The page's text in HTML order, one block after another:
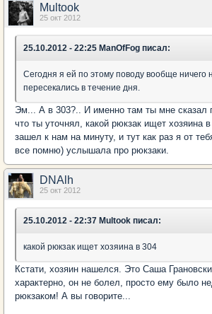
Multook
25 окт 2012
25.10.2012 - 22:25 ManOfFog писал:
Сегодня я ей по этому поводу вообще ничего
пересекались в течение дня.
Эм... А в 303?.. И именно там ты мне сказал
что ты уточнял, какой рюкзак ищет хозяина
зашел к нам на минуту, и тут как раз я от
все помню) услышала про рюкзаки.
DNAlh
25 окт 2012
25.10.2012 - 22:37 Multook писал:
какой рюкзак ищет хозяина в 304
Кстати, хозяин нашелся. Это Саша
характерно, он не болел, просто ему было
рюкзаком! А вы говорите...